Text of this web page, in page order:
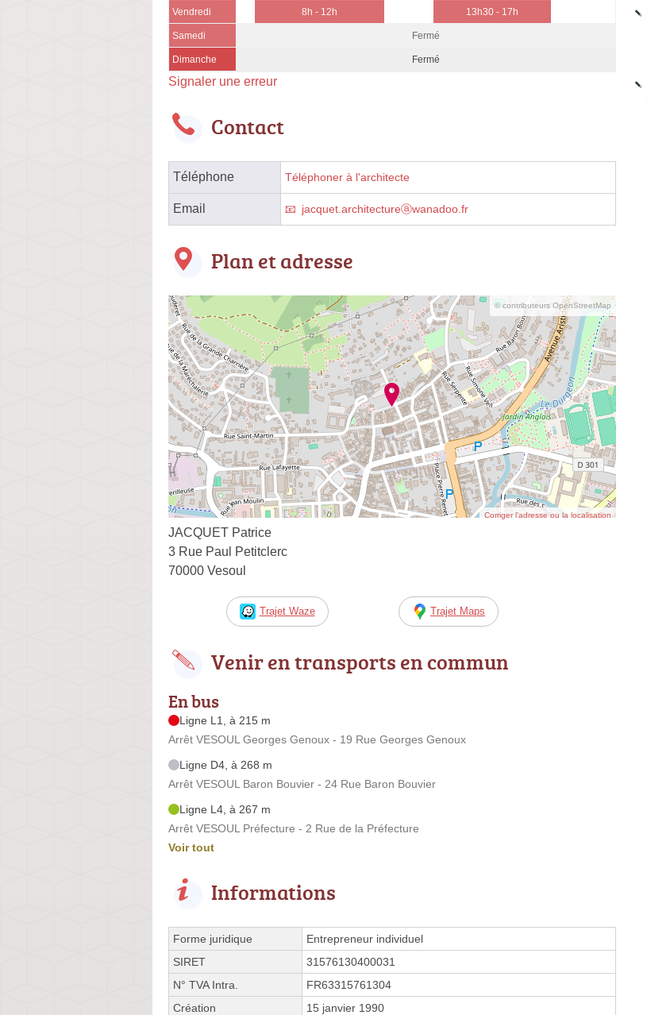
Vendredi 8h - 12h 13h30 - 17h
Samedi Fermé
Dimanche Fermé
Signaler une erreur
Contact
Téléphone Téléphoner à l'architecte
Email jacquet.architectureⓐwanadoo.fr
Plan et adresse
© contributeurs OpenStreetMap
Corriger l’adresse ou la localisation
JACQUET Patrice
3 Rue Paul Petitclerc
70000 Vesoul
Trajet Waze Trajet Maps
Venir en transports en commun
En bus
Ligne L1, à 215 m
Arrêt VESOUL Georges Genoux - 19 Rue Georges Genoux
Ligne D4, à 268 m
Arrêt VESOUL Baron Bouvier - 24 Rue Baron Bouvier
Ligne L4, à 267 m
Arrêt VESOUL Préfecture - 2 Rue de la Préfecture
Voir tout
Informations
Forme juridique
Entrepreneur individuel
SIRET
31576130400031
N° TVA Intra.
FR63315761304
Création
15 janvier 1990